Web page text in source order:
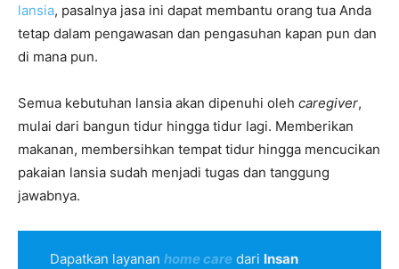
lansia, pasalnya jasa ini dapat membantu orang tua Anda
tetap dalam pengawasan dan pengasuhan kapan pun dan
di mana pun.
Semua kebutuhan lansia akan dipenuhi oleh caregiver,
mulai dari bangun tidur hingga tidur lagi. Memberikan
makanan, membersihkan tempat tidur hingga mencucikan
pakaian lansia sudah menjadi tugas dan tanggung
jawabnya.
Dapatkan layanan home caredari Insan